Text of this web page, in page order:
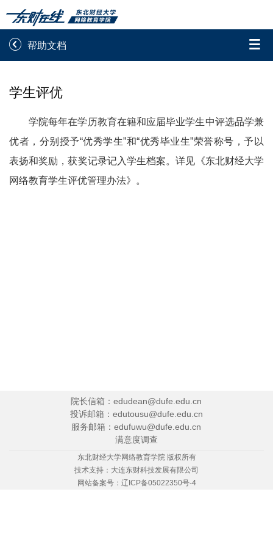

 帮助文档
学籍查询 学生证查询打印
学籍相关申请 论文综合评定系统
学生评优
学院每年在学历教育在籍和应届毕业学生中评选品学兼
优者，分别授予“优秀学生”和“优秀毕业生”荣誉称号，予以
表扬和奖励，获奖记录记入学生档案。详见《东北财经大学
网络教育学生评优管理办法》。
院长信箱：edudean@dufe.edu.cn
投诉邮箱：edutousu@dufe.edu.cn
服务邮箱：edufuwu@dufe.edu.cn
满意度调查
东北财经大学网络教育学院 版权所有
技术支持： 大连东财科技发展有限公司
网站备案号： 辽ICP备05022350号-4